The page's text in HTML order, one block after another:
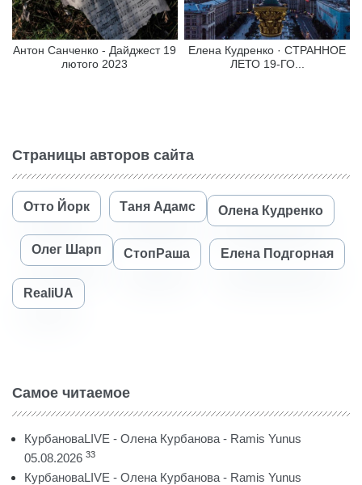
Антон Санченко - Дайджест 19
лютого 2023
Елена Кудренко · СТРАННОЕ
ЛЕТО 19-ГО...
Страницы авторов сайта
Отто Йорк Таня Адамс Олена Кудренко
Олег Шарп СтопРаша Елена Подгорная
RealiUA
Самое читаемое
КурбановаLIVE - Олена Курбанова - Ramis Yunus
05.08.2026 33
КурбановаLIVE - Олена Курбанова - Ramis Yunus